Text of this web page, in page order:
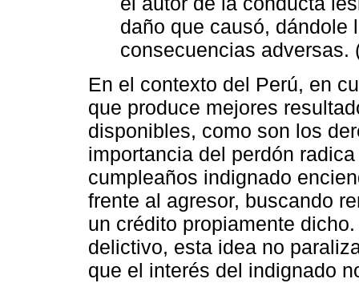
daño que causó, dándole
consecuencias adversas.
En el contexto del Perú, en
que produce mejores
disponibles, como son los
importancia del perdón
cumpleaños indignado
frente al agresor, buscando
un crédito propiamente
delictivo, esta idea no
que el interés del indignado